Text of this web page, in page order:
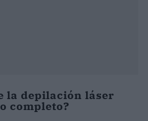
la depilación láser
completo?